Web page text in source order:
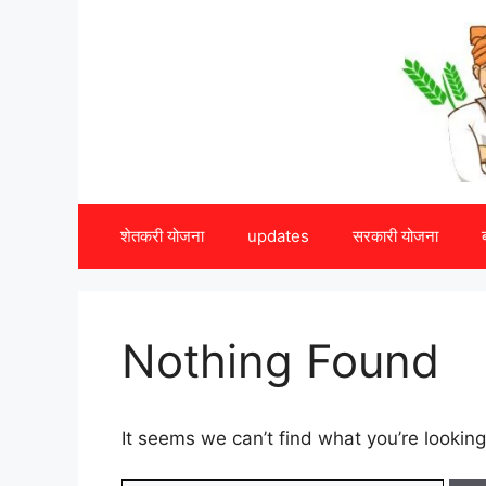
शेतकरी योजना updates सरकारी योजना
Nothing Found
It seems we can’t find what you’re